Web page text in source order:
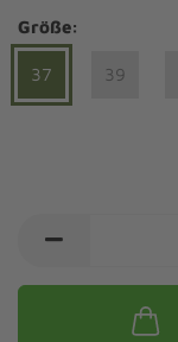
Größe:
37 39